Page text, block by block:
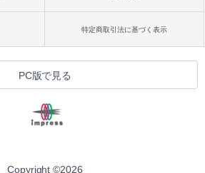
特定商取引法に基づく表示
PC版で見る
Copyright ©2026